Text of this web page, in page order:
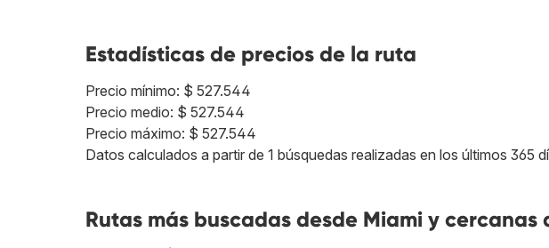
Estadísticas de precios de la ruta
Precio mínimo: $ 527.544
Precio medio: $ 527.544
Precio máximo: $ 527.544
Datos calculados a partir de 1 búsquedas realizadas en los últimos 365
Rutas más buscadas desde Miami y cercanas